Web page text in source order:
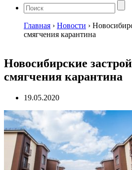
Главная › Новости ›
смягчения карантина
Новосибирские
смягчения карантина
19.05.2020